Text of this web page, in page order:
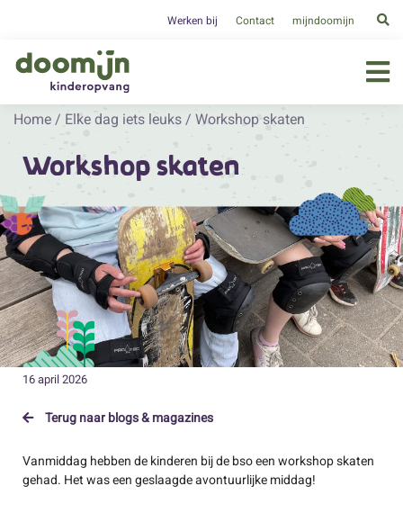
Werken bij Contact mijndoomijn
Home / Elke dag iets leuks / Workshop skaten
Workshop skaten
16 april 2026
Terug naar blogs & magazines
Vanmiddag hebben de kinderen bij de bso een workshop skaten
gehad. Het was een geslaagde avontuurlijke middag!